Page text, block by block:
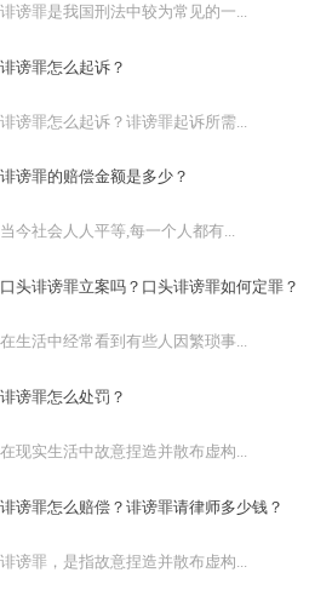
诽谤罪是我国刑法中较为常见的一...
诽谤罪怎么起诉？
诽谤罪怎么起诉？诽谤罪起诉所需...
诽谤罪的赔偿金额是多少？
当今社会人人平等,每一个人都有...
口头诽谤罪立案吗？口头诽谤罪如何定罪？
在生活中经常看到有些人因繁琐事...
诽谤罪怎么处罚？
在现实生活中故意捏造并散布虚构...
诽谤罪怎么赔偿？诽谤罪请律师多少钱？
诽谤罪，是指故意捏造并散布虚构...